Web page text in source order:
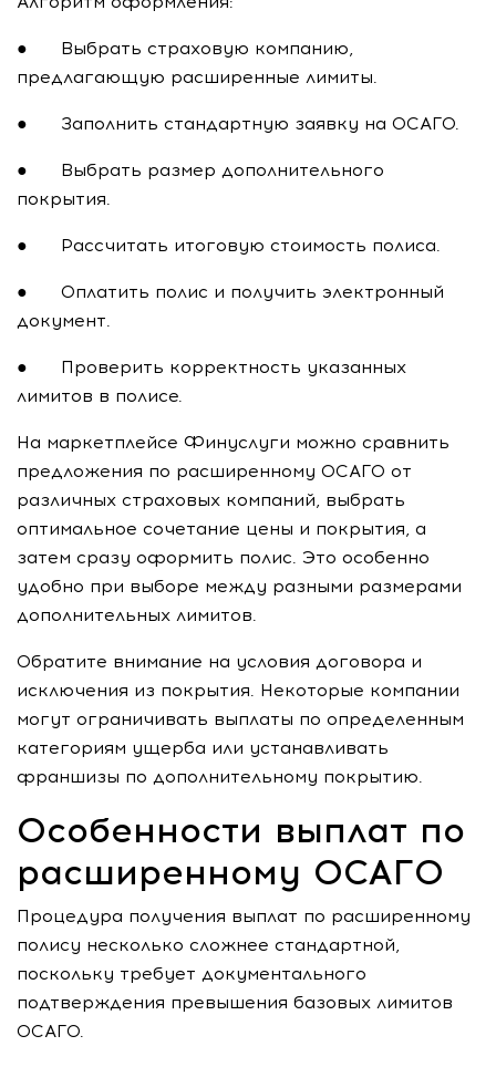
● Выбрать страховую компанию,
предлагающую расширенные лимиты.
● Заполнить стандартную заявку на ОСАГО.
● Выбрать размер дополнительного
покрытия.
● Рассчитать итоговую стоимость полиса.
● Оплатить полис и получить электронный
документ.
● Проверить корректность указанных
лимитов в полисе.
На маркетплейсе Финуслуги можно сравнить
предложения по расширенному ОСАГО от
различных страховых компаний, выбрать
оптимальное сочетание цены и покрытия, а
затем сразу оформить полис. Это особенно
удобно при выборе между разными размерами
дополнительных лимитов.
Обратите внимание на условия договора и
исключения из покрытия. Некоторые компании
могут ограничивать выплаты по определенным
категориям ущерба или устанавливать
франшизы по дополнительному покрытию.
Особенности выплат по
расширенному ОСАГО
Процедура получения выплат по расширенному
полису несколько сложнее стандартной,
поскольку требует документального
подтверждения превышения базовых лимитов
ОСАГО.